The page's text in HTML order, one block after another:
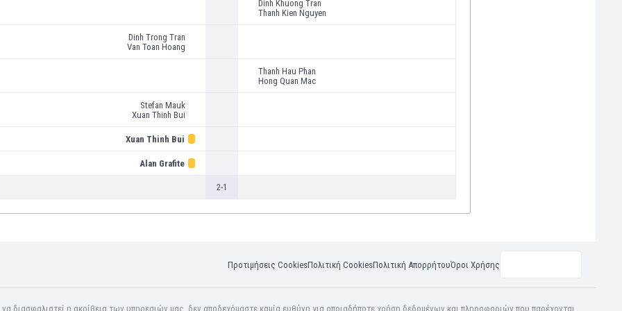
Dinh Khuong Tran
Thanh Kien Nguyen
Dinh Trong Tran
Van Toan Hoang
Thanh Hau Phan
Hong Quan Mac
Stefan Mauk
Xuan Thinh Bui
Xuan Thinh Bui
Alan Grafite
2-1
Προτιμήσεις CookiesΠολιτική CookiesΠολιτική ΑπορρήτουΌροι Χρήσης
διασφαλιστεί η ακρίβεια των υπηρεσιών μας, δεν αποδεχόμαστε καμία ευθύνη για οποιαδήποτε χρήση δεδομένων και πληροφοριών που παρέχονται